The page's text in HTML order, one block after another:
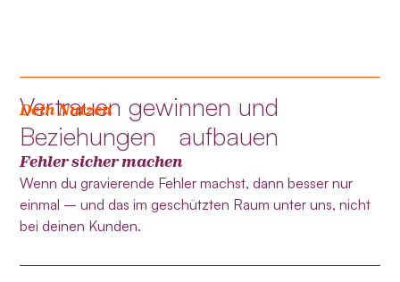
Dein Nutzen
Vertrauen gewinnen und
Beziehungen aufbauen
Fehler sicher machen
Wenn du gravierende Fehler machst, dann besser nur
einmal – und das im geschützten Raum unter uns, nicht
bei deinen Kunden.